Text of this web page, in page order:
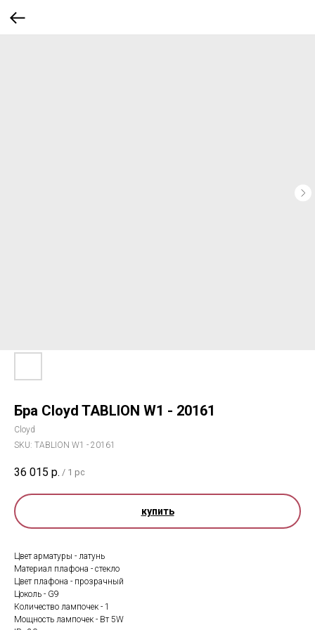
Бра Cloyd TABLION W1 - 20161
Cloyd
SKU: TABLION W1 - 20161
36 015 р. / 1 pc
купить
Цвет арматуры - латунь
Материал плафона - стекло
Цвет плафона - прозрачный
Цоколь - G9
Количество лампочек - 1
Мощность лампочек - Вт 5W